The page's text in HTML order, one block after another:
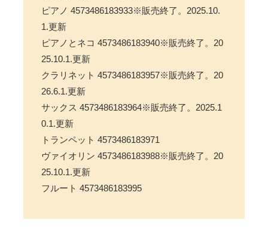
ピアノ 4573486183933※販売終了。2025.10.
1.更新
ピアノとネコ 4573486183940※販売終了。20
25.10.1.更新
クラリネット 4573486183957※販売終了。20
26.6.1.更新
サックス 4573486183964※販売終了。2025.1
0.1.更新
トランペット 4573486183971
ヴァイオリン 4573486183988※販売終了。20
25.10.1.更新
フルート 4573486183995